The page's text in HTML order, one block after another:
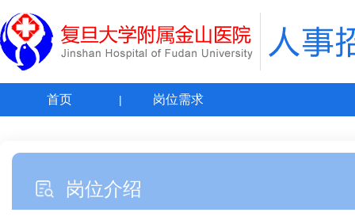
首页 岗位需求
岗位介绍